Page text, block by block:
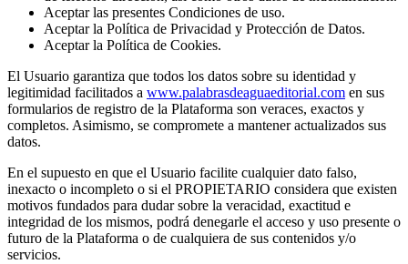
Aceptar las presentes Condiciones de uso.
Aceptar la Política de Privacidad y Protección de Datos.
Aceptar la Política de Cookies.
El Usuario garantiza que todos los datos sobre su identidad y
legitimidad facilitados a www.palabrasdeaguaeditorial.com en sus
formularios de registro de la Plataforma son veraces, exactos y
completos. Asimismo, se compromete a mantener actualizados sus
datos.
En el supuesto en que el Usuario facilite cualquier dato falso,
inexacto o incompleto o si el PROPIETARIO considera que existen
motivos fundados para dudar sobre la veracidad, exactitud e
integridad de los mismos, podrá denegarle el acceso y uso presente o
futuro de la Plataforma o de cualquiera de sus contenidos y/o
servicios.